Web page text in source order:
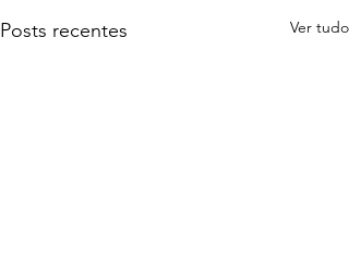
Posts recentes Ver tudo